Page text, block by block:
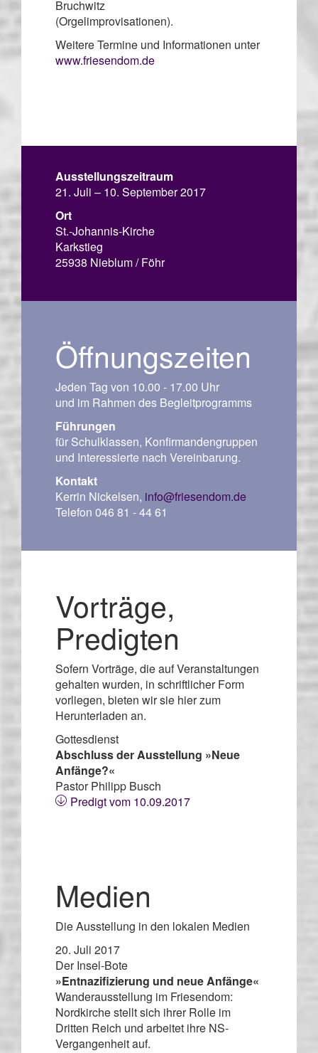
Bruchwitz
(Orgelimprovisationen).
Weitere Termine und Informationen unter
www.friesendom.de
Ausstellungszeitraum
21. Juli – 10. September 2017
Ort
St.-Johannis-Kirche
Karkstieg
25938 Nieblum / Föhr
Öffnungszeiten
Jeden Tag von 10.00 - 17.00 Uhr
und im Rahmen des Begleitprogramms
Führungen
für Schulklassen, Konfirmandengruppen
und Interessierte nach Vereinbarung.
Kontakt
Kerrin Nickelsen, info@friesendom.de
Telefon 046 81 - 44 61
Vorträge,
Predigten
Sofern Vorträge, die auf Veranstaltungen
gehalten wurden, in schriftlicher Form
vorliegen, bieten wir sie hier zum
Herunterladen an.
Gottesdienst
Abschluss der Ausstellung »Neue
Anfänge?«
Pastor Philipp Busch
Predigt vom 10.09.2017
Medien
Die Ausstellung in den lokalen Medien
20. Juli 2017
Der Insel-Bote
»Entnazifizierung und neue Anfänge«
Wanderausstellung im Friesendom:
Nordkirche stellt sich ihrer Rolle im
Dritten Reich und arbeitet ihre NS-
Vergangenheit auf.